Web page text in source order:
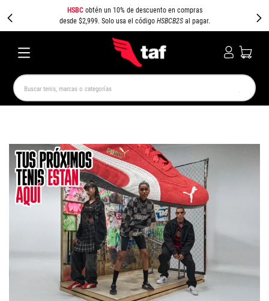
HSBCobtén un 10% de descuento en compras
desde $2,999. Solo usa el código HSBCB2Sal pagar.
Buscar tenis, marcas o categorías
SPEEDCAT JORDAN 1 SPEZIAL
CAMPUS AIR MAX